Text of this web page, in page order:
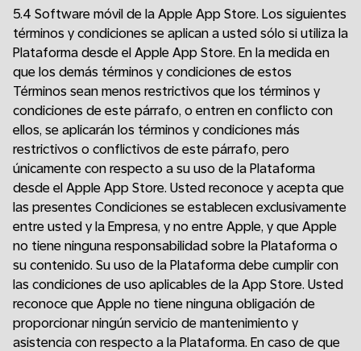
5.4 Software móvil de la Apple App Store. Los siguientes
términos y condiciones se aplican a usted sólo si utiliza la
Plataforma desde el Apple App Store. En la medida en
que los demás términos y condiciones de estos
Términos sean menos restrictivos que los términos y
condiciones de este párrafo, o entren en conflicto con
ellos, se aplicarán los términos y condiciones más
restrictivos o conflictivos de este párrafo, pero
únicamente con respecto a su uso de la Plataforma
desde el Apple App Store. Usted reconoce y acepta que
las presentes Condiciones se establecen exclusivamente
entre usted y la Empresa, y no entre Apple, y que Apple
no tiene ninguna responsabilidad sobre la Plataforma o
su contenido. Su uso de la Plataforma debe cumplir con
las condiciones de uso aplicables de la App Store. Usted
reconoce que Apple no tiene ninguna obligación de
proporcionar ningún servicio de mantenimiento y
asistencia con respecto a la Plataforma. En caso de que